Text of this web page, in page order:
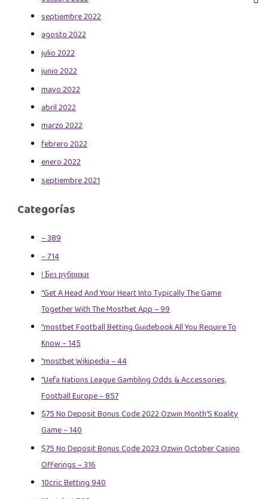
septiembre 2022
agosto 2022
julio 2022
junio 2022
mayo 2022
abril 2022
marzo 2022
febrero 2022
enero 2022
septiembre 2021
Categorías
– 389
– 714
! Без рубрики
"Get A Head And Your Heart Into Typically The Game
Together With The Mostbet App – 99
"mostbet Football Betting Guidebook All You Require To
Know – 145
"mostbet Wikipedia – 44
"Uefa Nations League Gambling Odds & Accessories,
Football Europe – 857
$75 No Deposit Bonus Code 2022 Ozwin Month’S Koality
Game – 140
$75 No Deposit Bonus Code 2023 Ozwin October Casino
Offerings – 316
10cric Betting 940